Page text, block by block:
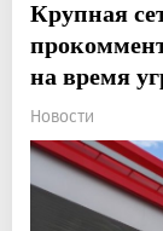
Крупная
на время
Новости